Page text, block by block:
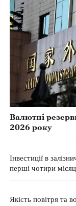
Валютні
2026 року
Інвестиції в
перші чотири
Якість повітря та